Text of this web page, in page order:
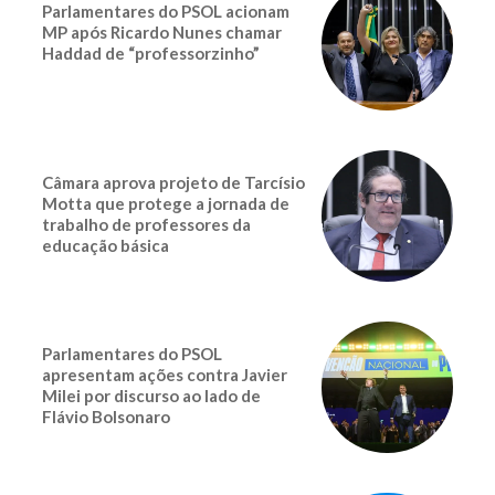
Parlamentares do PSOL acionam
MP após Ricardo Nunes chamar
Haddad de “professorzinho”
Câmara aprova projeto de Tarcísio
Motta que protege a jornada de
trabalho de professores da
educação básica
Parlamentares do PSOL
apresentam ações contra Javier
Milei por discurso ao lado de
Flávio Bolsonaro